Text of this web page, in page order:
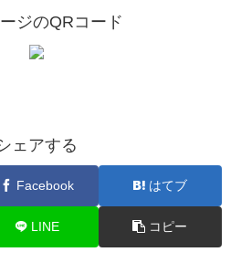
ジのQRコード
ェアする
Facebook はてブ
LINE コピー